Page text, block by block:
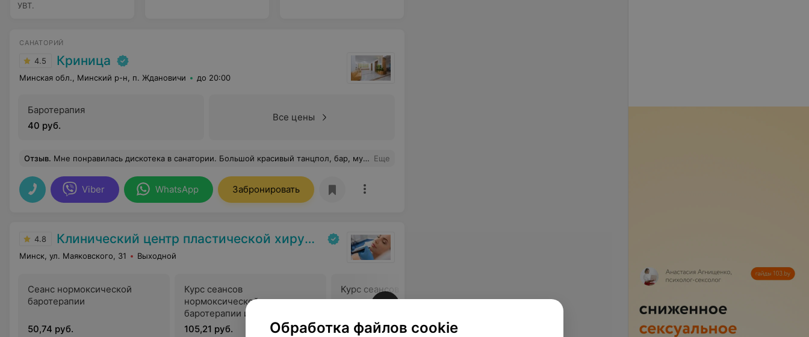
УВТ.
САНАТОРИЙ
4.5 Криница
Минская обл., Минский р-н, п. Ждановичи до 20:00
Баротерапия
40 руб.
Все цены
Отзыв. Мне понравилась дискотека в санатории. Большой красивый танцпол, бар, музыка, диск-жокей. Красивые ,чистые ,светлые корпуса для отдыхающих. Еще
Viber WhatsApp Забронировать
4.8 Клинический центр пластической хирургии и медицинской косметологии
Минск, ул. Маяковского, 31 Выходной
Сеанс нормоксической
баротерапии
50,74 руб.
Курс сеансов
нормоксической
баротерапии из 3 процедур
105,21 руб.
Курс сеансов
нормоксической
153,98 руб.
нормоксической
баротерапии из 10 процедур
Все цены
Обработка файлов cookie